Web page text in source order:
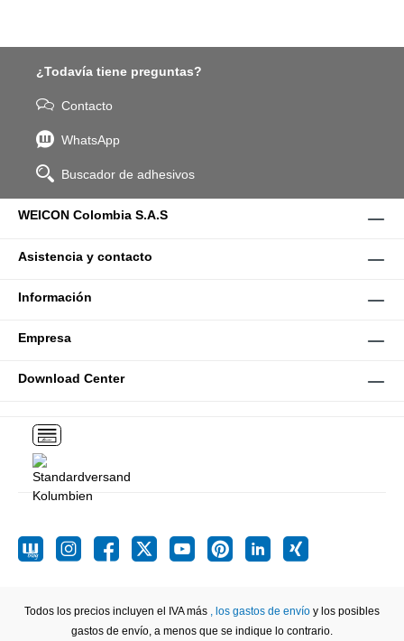
¿Todavía tiene preguntas?
Contacto
WhatsApp
Buscador de adhesivos
WEICON Colombia S.A.S
Asistencia y contacto
Información
Empresa
Download Center
Todos los precios incluyen el IVA más , los gastos de envío y los posibles
gastos de envío, a menos que se indique lo contrario.